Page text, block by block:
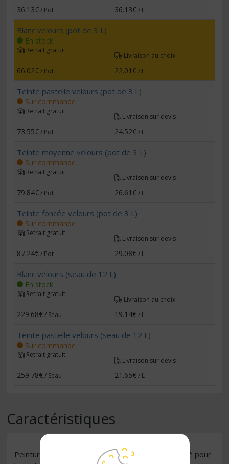
36.13€/ Pot 36.13€/ L
Blanc velours (pot de 3 L)
En stock
Retrait gratuit
Livraison au choix
66.02€/ Pot 22.01€/ L
Teinte pastelle velours (pot de 3 L)
Sur commande
Retrait gratuit
Livraison sur devis
73.55€/ Pot 24.52€/ L
Teinte moyenne velours (pot de 3 L)
Sur commande
Retrait gratuit
Livraison sur devis
79.84€/ Pot 26.61€/ L
Teinte foncée velours (pot de 3 L)
Sur commande
Retrait gratuit
Livraison sur devis
87.24€/ Pot 29.08€/ L
Blanc velours (seau de 12 L)
En stock
Retrait gratuit
Livraison au choix
229.68€/ Seau 19.14€/ L
Teinte pastelle velours (seau de 12 L)
Sur commande
Retrait gratuit
Livraison sur devis
259.78€/ Seau 21.65€/ L
Caractéristiques
Peinture laque en phase aqueuse d'aspect velouté pour